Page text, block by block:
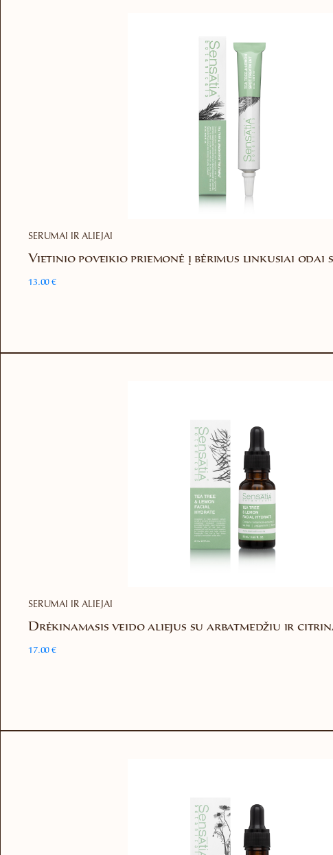
SERUMAI IR ALIEJAI
Vietinio poveikio priemonė į bėrimus linkusiai odai
13.00€
SERUMAI IR ALIEJAI
Drėkinamasis veido aliejus su arbatmedžiu ir
17.00€